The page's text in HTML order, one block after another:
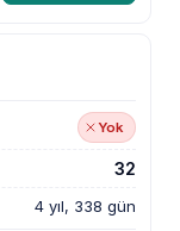
Yok
4 yıl, 338 gün
32